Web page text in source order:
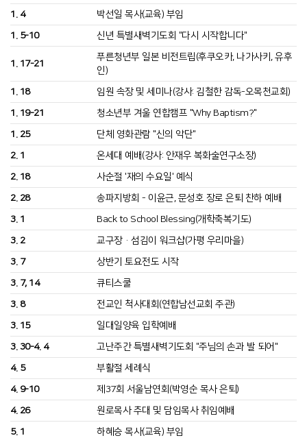
1. 4
박선일 목사(교육) 부임
1. 5-10
신년 특별새벽기도회 "다시 시작합니다"
1. 17-21
푸른청년부 일본 비전트립(후쿠오카, 나가사키, 유후
인)
1. 18
임원 속장 및 세미나(강사: 김철한 감독-오목천교회)
1. 19-21
청소년부 겨울 연합캠프 "Why Baptism?"
1. 25
단체 영화관람 "신의 악단"
2. 1
온세대 예배(강사: 안재우 복화술연구소장)
2. 18
사순절 '재의 수요일' 예식
2. 28
송파지방회 - 이윤근, 문성호 장로 은퇴 찬하 예배
3. 1
Back to School Blessing(개학축복기도)
3. 2
교구장·섬김이 워크샵(가평 우리마을)
3. 7
상반기 토요전도 시작
3. 7, 14
큐티스쿨
3. 8
전교인 척사대회(연합남선교회 주관)
3. 15
일대일양육 입학예배
3. 30-4. 4
고난주간 특별새벽기도회 "주님의 손과 발 되어"
4. 5
부활절 세례식
4. 9-10
제37회 서울남연회(박영순 목사 은퇴)
4. 26
원로목사 추대 및 담임목사 취임예배
5. 1
하혜승 목사(교육) 부임